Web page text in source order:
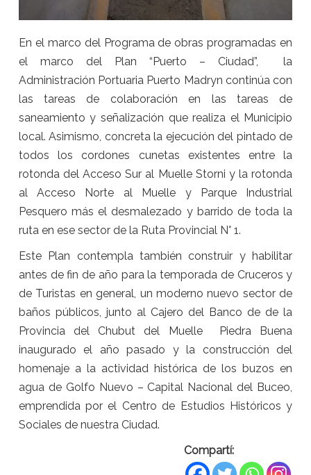
En el marco del Programa de obras programadas en
el marco del Plan “Puerto – Ciudad”, la
Administración Portuaria Puerto Madryn continúa con
las tareas de colaboración en las tareas de
saneamiento y señalización que realiza el Municipio
local. Asimismo, concreta la ejecución del pintado de
todos los cordones cunetas existentes entre la
rotonda del Acceso Sur al Muelle Storni y la rotonda
al Acceso Norte al Muelle y Parque Industrial
Pesquero más el desmalezado y barrido de toda la
ruta en ese sector de la Ruta Provincial N° 1.
Este Plan contempla también construir y habilitar
antes de fin de año para la temporada de Cruceros y
de Turistas en general, un moderno nuevo sector de
baños públicos, junto al Cajero del Banco de de la
Provincia del Chubut del Muelle Piedra Buena
inaugurado el año pasado y la construcción del
homenaje a la actividad histórica de los buzos en
agua de Golfo Nuevo – Capital Nacional del Buceo,
emprendida por el Centro de Estudios Históricos y
Sociales de nuestra Ciudad.
Compartí: